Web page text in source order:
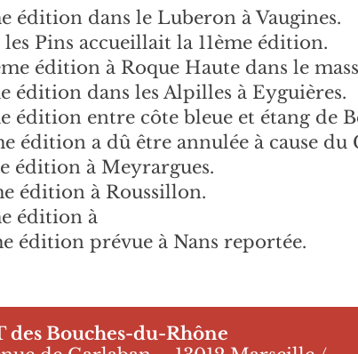
édition dans le Luberon à Vaugines.
les Pins accueillait la 11ème édition.
édition à Roque Haute dans le
édition dans les Alpilles à Eyguières.
édition entre côte bleue et étang de
édition a dû être annulée à cause du
édition à Meyrargues.
édition à Roussillon.
édition à
édition prévue à Nans reportée.
des Bouches-du-Rhône